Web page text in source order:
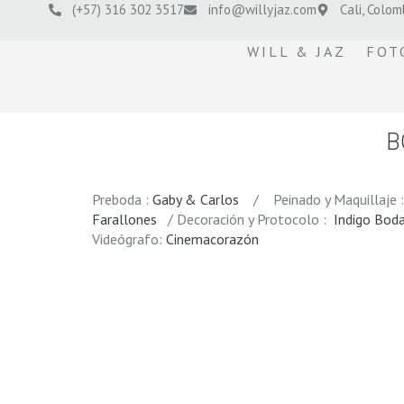
(+57) 316 302 3517 info@willyjaz.com Cali,
WILL & JAZ
Preboda : Gaby & Carlos / Peinado y Maquillaje
Farallones / Decoración y Protocolo : Indigo
Videógrafo: Cinemacorazón